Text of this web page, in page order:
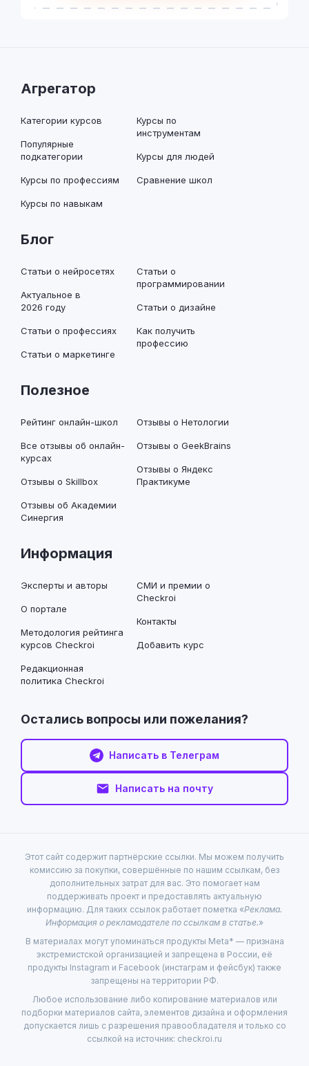
Агрегатор
Категории курсов
Популярные
подкатегории
Курсы по профессиям
Курсы по навыкам
Курсы по
инструментам
Курсы для людей
Сравнение школ
Блог
Статьи о нейросетях
Актуальное в
2026 году
Статьи о профессиях
Статьи о маркетинге
Статьи о
программировании
Статьи о дизайне
Как получить
профессию
Полезное
Рейтинг онлайн-школ
Все отзывы об онлайн-
курсах
Отзывы о Skillbox
Отзывы об Академии
Синергия
Отзывы о Нетологии
Отзывы о GeekBrains
Отзывы о Яндекс
Практикуме
Информация
Эксперты и авторы
О портале
Методология рейтинга
курсов Checkroi
Редакционная
политика Checkroi
СМИ и премии о
Checkroi
Контакты
Добавить курс
Остались вопросы или пожелания?
Написать в Телеграм
Написать на почту
Этот сайт содержит партнёрские ссылки. Мы можем получить
комиссию за покупки, совершённые по нашим ссылкам, без
дополнительных затрат для вас. Это помогает нам
поддерживать проект и предоставлять актуальную
информацию. Для таких ссылок работает пометка «Реклама.
Информация о рекламодателе по ссылкам в статье.»
В материалах могут упоминаться продукты Meta* — признана
экстремистской организацией и запрещена в России, её
продукты Instagram и Facebook (инстаграм и фейсбук) также
запрещены на территории РФ.
Любое использование либо копирование материалов или
подборки материалов сайта, элементов дизайна и оформления
допускается лишь с разрешения правообладателя и только со
ссылкой на источник: checkroi.ru